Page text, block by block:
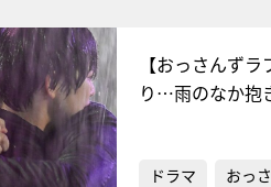
【おっさんず
り…雨のなか抱
ドラマ おっ